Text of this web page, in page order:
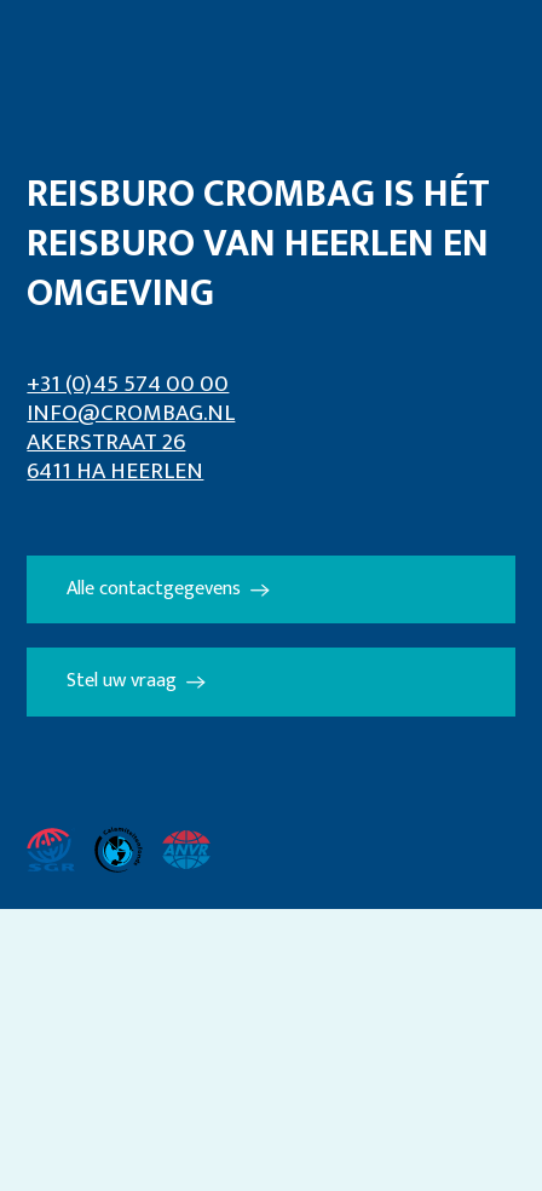
REISBURO CROMBAG IS HÉT
REISBURO VAN HEERLEN EN
OMGEVING
+31 (0)45 574 00 00
INFO@CROMBAG.NL
AKERSTRAAT 26
6411 HA HEERLEN
Alle contactgegevens
Stel uw vraag